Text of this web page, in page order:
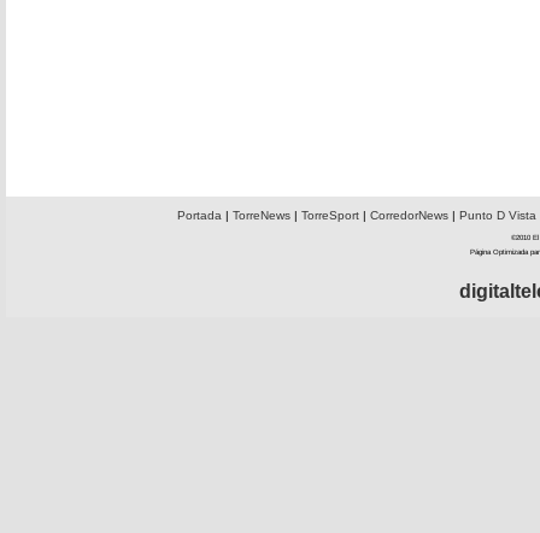
Portada | TorreNews| TorreSport| CorredorNews| Punto D Vista
©2010 El
Página Optimizada